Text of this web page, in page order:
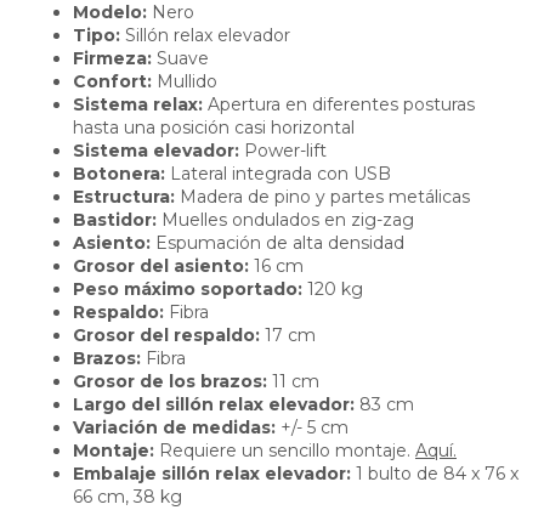
Modelo: Nero
Tipo: Sillón relax elevador
Firmeza: Suave
Confort: Mullido
Sistema relax: Apertura en diferentes posturas
hasta una posición casi horizontal
Sistema elevador: Power-lift
Botonera: Lateral integrada con USB
Estructura: Madera de pino y partes metálicas
Bastidor: Muelles ondulados en zig-zag
Asiento: Espumación de alta densidad
Grosor del asiento: 16 cm
Peso máximo soportado: 120 kg
Respaldo: Fibra
Grosor del respaldo: 17 cm
Brazos: Fibra
Grosor de los brazos: 11 cm
Largo del sillón relax elevador: 83 cm
Variación de medidas: +/- 5 cm
Montaje: Requiere un sencillo montaje. Aquí.
Embalaje sillón relax elevador: 1 bulto de 84 x 76 x
66 cm, 38 kg